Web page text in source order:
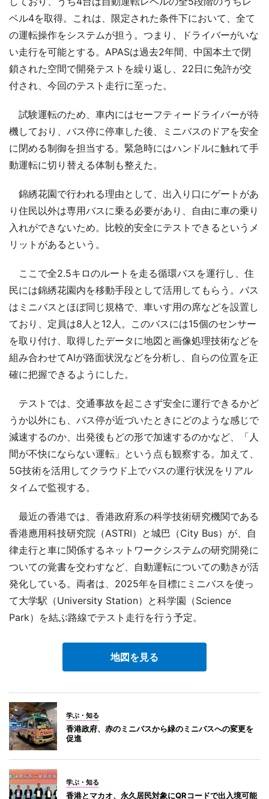
ベル4を取得。これは、限定された条件下において、全て
の運転操作をシステムが担う。つまり、ドライバーがいな
い走行を可能とする。APASは過去2年間、中国本土で閉
鎖された空間で開発テストを繰り返し、22日に免許が交
付され、今回のテスト走行に至った。
試験運転のため、車内にはセーフティードライバーが待
機しており、バス停に停車した後、ミニバスのドアを安全
に閉める制御を担当する。緊急時にはハンドルに触れて手
動運転に切り替える体制も整えた。
錦綉花園で行われる理由として、出入り口にゲートがあ
り住民以外は専用バスに乗る必要があり、自由に車の乗り
入れができないため。比較的安全にテストできるというメ
リットがあるという。
ここで全2.5キロのルートを走る循環バスを運行し、住
民には錦綉花園内を移動手段として活用してもらう。バス
はミニバスとほぼ同じ規格で、車いす用の席などを設置し
ており、定員は8人と12人。このバスには15個のセンサー
を取り付け、取得したデータに地図と画像処理技術などを
組み合わせてAIが路面状況などを分析し、自らの位置を正
確に把握できるようにした。
テストでは、交通事故を起こさず安全に運行できるかど
うか以外にも、バス停が近づいたときにどのような感じで
減速するのか、出発後もどの形で加速するのかなど、「人
間が不快にならない運転」という点も観察する。加えて、
5G技術を活用してクラウド上でバスの運行状況をリアル
タイムで監視する。
最近の香港では、香港政府系の科学技術研究機関である
香港應用科技研究院（ASTRI）と城巴（City Bus）が、自
律走行と車に関係するネットワークシステムの研究開発に
ついての覚書を交わすなど、自動運転についての動きが活
発化している。両者は、2025年を目標にミニバスを使っ
て大学駅（University Station）と科学園（Science
Park）を結ぶ路線でテスト走行を行う予定。
地図を見る
学ぶ・知る
香港政府、赤のミニバスから緑のミニバスへの変更を
促進
学ぶ・知る
香港とマカオ、永久居民対象にQRコードで出入境可能